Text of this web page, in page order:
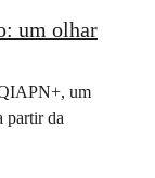
um olhar
um
partir da